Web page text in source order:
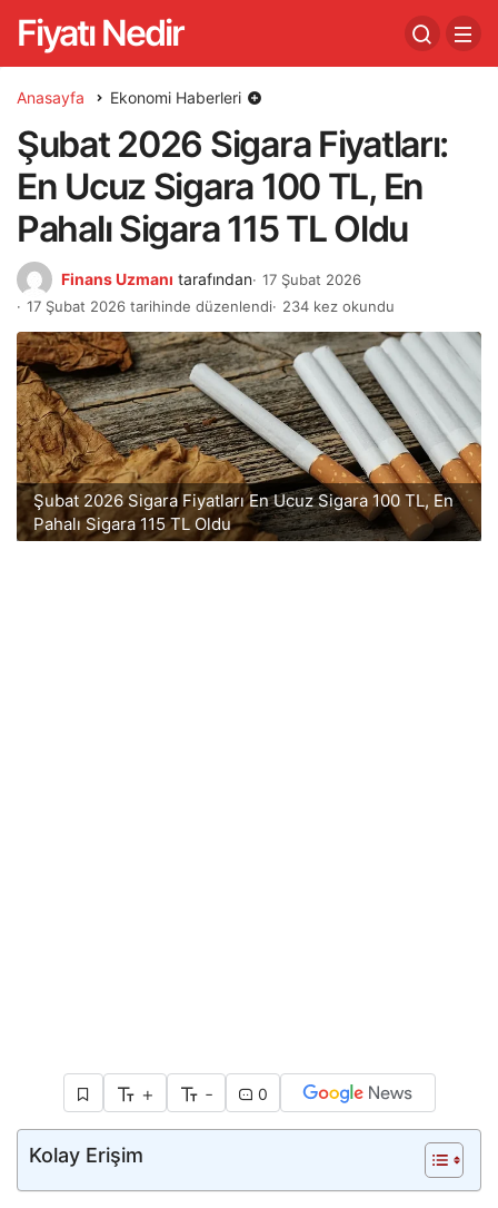
Fiyatı Nedir
Anasayfa Ekonomi Haberleri
Şubat 2026 Sigara Fiyatları:
En Ucuz Sigara 100 TL, En
Pahalı Sigara 115 TL Oldu
Finans Uzmanı tarafından 17 Şubat 2026
17 Şubat 2026 tarihinde düzenlendi
234 kez okundu
Şubat 2026 Sigara Fiyatları En Ucuz Sigara 100 TL, En
Pahalı Sigara 115 TL Oldu
+ - 0
Kolay Erişim